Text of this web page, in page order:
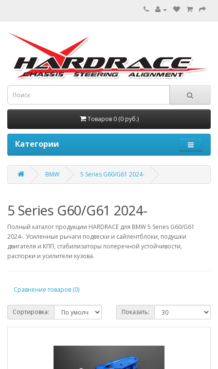
Товаров 0 (0 руб.)
Категории
BMW 5 Series G60/G61 2024-
5 Series G60/G61 2024-
Полный каталог продукции HARDRACE для BMW 5 Series G60/G61
2024-. Усиленные рычаги подвески и сайлентблоки, подушки
двигателя и КПП, стабилизаторы поперечной устойчивости,
распорки и усилители кузова.
Сравнение товаров (0)
Сортировка: Показать: